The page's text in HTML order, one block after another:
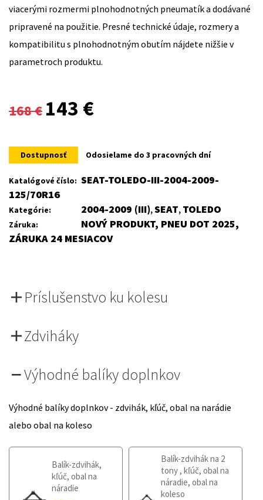
viacerými rozmermi plnohodnotných pneumatík a dodávané
pripravené na použitie. Presné technické údaje, rozmery a
kompatibilitu s plnohodnotným obutím nájdete nižšie v
parametroch produktu.
168€
Original
was:
168 €.
143 €
is:
143 €.
Dostupnosť Odosielame do 3 pracovných dní
Katalógové číslo: SEAT-TOLEDO-III-2004-2009-
125/70R16
Kategórie: 2004-2009 (III),SEAT, TOLEDO
Záruka:
NOVÝ PRODUKT, PNEU DOT 2025,
ZÁRUKA 24 MESIACOV
Príslušenstvo ku kolesu
Zdviháky
Výhodné balíky doplnkov
Výhodné balíky doplnkov - zdvihák, kľúč, obal na narádie
alebo obal na koleso
Balík-zdvihák,
kľúč, obal na
náradie
Balík-zdvihák na 2
tony , kľúč, obal na
náradie, obal na
koleso